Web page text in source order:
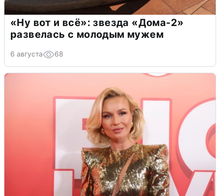
«Ну вот и всё»: звезда «Дома-2»
развелась с молодым мужем
6 августа 68